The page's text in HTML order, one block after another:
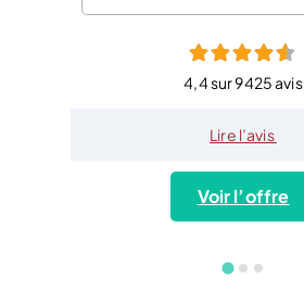
4,4 sur 9425 avis
Lire l’avis
Voir l’offre